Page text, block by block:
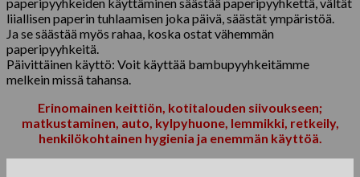
liiallisen paperin tuhlaamisen joka päivä, säästät ympäristöä.
Ja se säästää myös rahaa, koska ostat vähemmän
paperipyyhkeitä.
Päivittäinen käyttö: Voit käyttää bambupyyhkeitämme
melkein missä tahansa.
Erinomainen keittiön, kotitalouden siivoukseen;
matkustaminen, auto, kylpyhuone, lemmikki, retkeily,
henkilökohtainen hygienia ja enemmän käyttöä.